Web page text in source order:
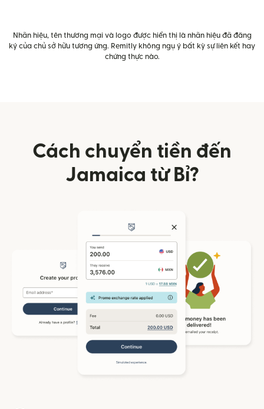
Nhãn hiệu, tên thương mại và logo được hiển thị là nhãn hiệu đã đăng
ký của chủ sở hữu tương ứng. Remitly không ngụ ý bất kỳ sự liên kết hay
chứng thực nào.
Cách chuyển tiền đến
Jamaica từ Bỉ?